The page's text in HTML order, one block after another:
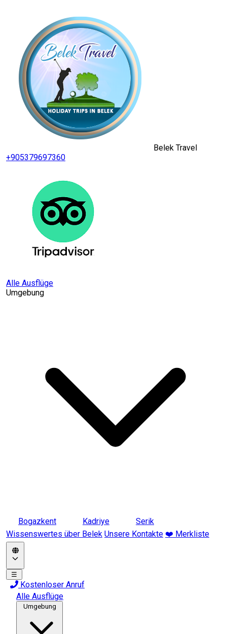
Belek Travel
+905379697360
Alle Ausflüge
Umgebung
Bogazkent Kadriye
Serik
Wissenswertes über Belek Unsere Kontakte ❤️ Merkliste
☰
Kostenloser Anruf
Alle Ausflüge
Umgebung